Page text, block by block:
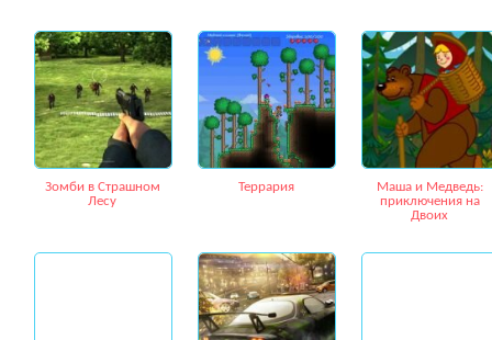
Зомби в Страшном
Лесу
Террария
Маша и Медведь:
приключения на
Двоих